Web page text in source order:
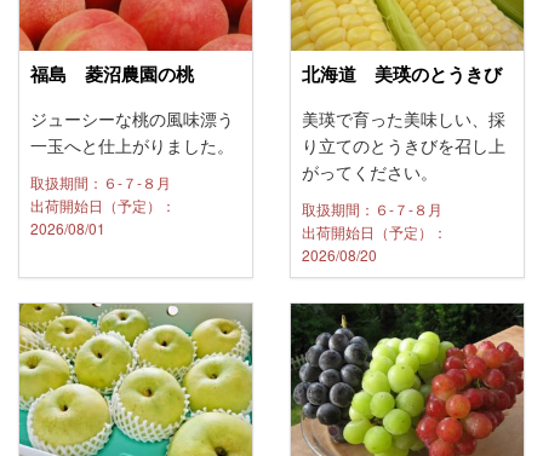
福島 菱沼農園の桃
ジューシーな桃の風味漂う
一玉へと仕上がりました。
取扱期間：６-７-８月
出荷開始日（予定）：
2026/08/01
北海道 美瑛のとうきび
美瑛で育った美味しい、採
り立てのとうきびを召し上
がってください。
取扱期間：６-７-８月
出荷開始日（予定）：
2026/08/20